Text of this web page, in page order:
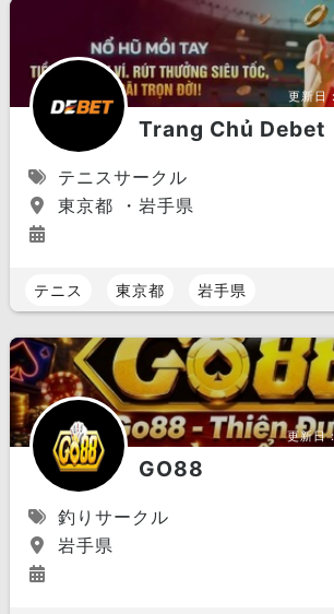
更新日
Trang Chủ Debet
テニスサークル
東京都 ・岩手県
テニス 東京都 岩手県
更新日
GO88
釣りサークル
岩手県